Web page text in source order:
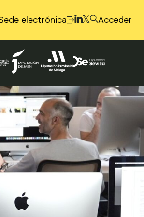
electrónica Acceder